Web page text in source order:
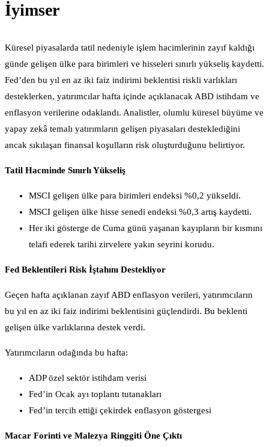
İyimser
Küresel piyasalarda tatil nedeniyle işlem hacimlerinin zayıf kaldığı
günde gelişen ülke para birimleri ve hisseleri sınırlı yükseliş kaydetti.
Fed’den bu yıl en az iki faiz indirimi beklentisi riskli varlıkları
desteklerken, yatırımcılar hafta içinde açıklanacak ABD istihdam ve
enflasyon verilerine odaklandı. Analistler, olumlu küresel büyüme ve
yapay zekâ temalı yatırımların gelişen piyasaları desteklediğini
ancak sıkılaşan finansal koşulların risk oluşturduğunu belirtiyor.
Tatil Hacminde Sınırlı Yükseliş
MSCI gelişen ülke para birimleri endeksi %0,2 yükseldi.
MSCI gelişen ülke hisse senedi endeksi %0,3 artış kaydetti.
Her iki gösterge de Cuma günü yaşanan kayıpların bir kısmını
telafi ederek tarihi zirvelere yakın seyrini korudu.
Fed Beklentileri Risk İştahını Destekliyor
Geçen hafta açıklanan zayıf ABD enflasyon verileri, yatırımcıların
bu yıl en az iki faiz indirimi beklentisini güçlendirdi. Bu beklenti
gelişen ülke varlıklarına destek verdi.
Yatırımcıların odağında bu hafta:
ADP özel sektör istihdam verisi
Fed’in Ocak ayı toplantı tutanakları
Fed’in tercih ettiği çekirdek enflasyon göstergesi
Macar Forinti ve Malezya Ringgiti Öne Çıktı